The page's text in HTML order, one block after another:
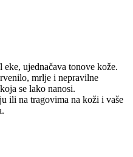
ujednačava tonove kože.
mrlje i nepravilne
se lako nanosi.
ili na tragovima na koži i vaše